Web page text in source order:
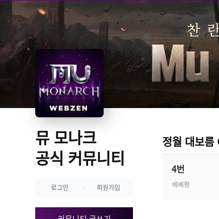
뮤 모나크
공식 커뮤니티
로그인 회원가입
정월 대보름
4번
베베짱